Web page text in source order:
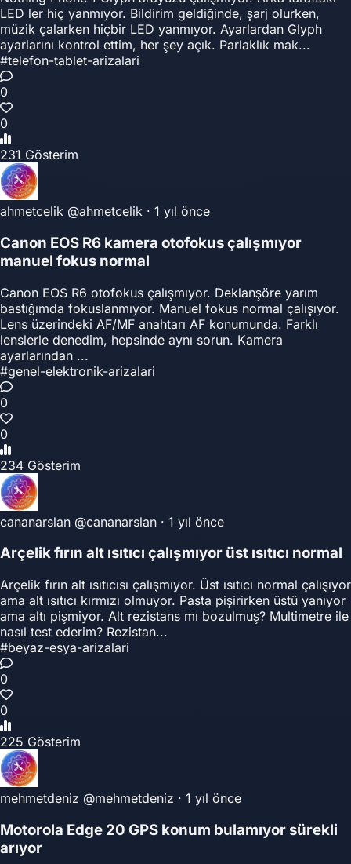
LED ler hiç yanmıyor. Bildirim geldiğinde, şarj olurken,
müzik çalarken hiçbir LED yanmıyor. Ayarlardan Glyph
ayarlarını kontrol ettim, her şey açık. Parlaklık mak...
#telefon-tablet-arizalari
0
0
231 Gösterim
ahmetcelik @ahmetcelik · 1 yıl önce
Canon EOS R6 kamera otofokus çalışmıyor
manuel fokus normal
Canon EOS R6 otofokus çalışmıyor. Deklanşöre yarım
bastığımda fokuslanmıyor. Manuel fokus normal çalışıyor.
Lens üzerindeki AF/MF anahtarı AF konumunda. Farklı
lenslerle denedim, hepsinde aynı sorun. Kamera
ayarlarından ...
#genel-elektronik-arizalari
0
0
234 Gösterim
cananarslan @cananarslan · 1 yıl önce
Arçelik fırın alt ısıtıcı çalışmıyor üst ısıtıcı normal
Arçelik fırın alt ısıtıcısı çalışmıyor. Üst ısıtıcı normal çalışıyor
ama alt ısıtıcı kırmızı olmuyor. Pasta pişirirken üstü yanıyor
ama altı pişmiyor. Alt rezistans mı bozulmuş? Multimetre ile
nasıl test ederim? Rezistan...
#beyaz-esya-arizalari
0
0
225 Gösterim
mehmetdeniz @mehmetdeniz · 1 yıl önce
Motorola Edge 20 GPS konum bulamıyor sürekli
arıyor